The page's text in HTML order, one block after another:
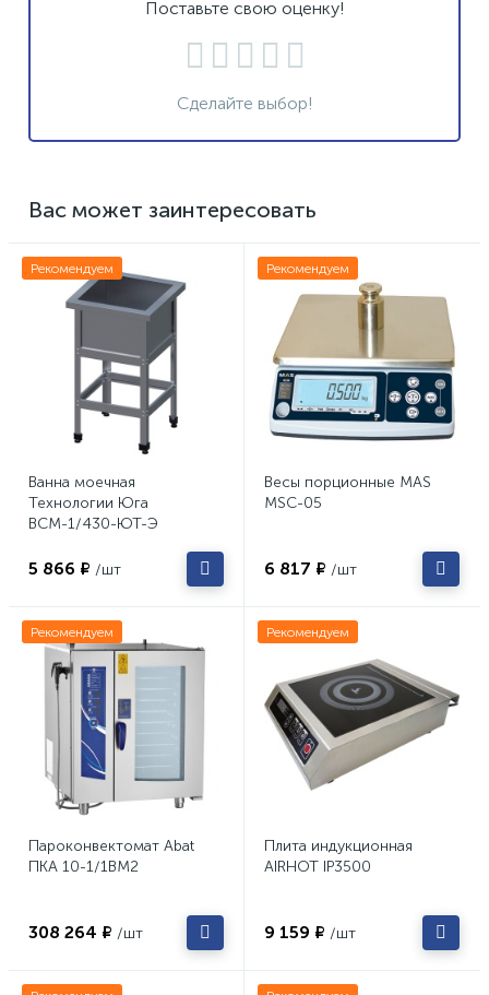
Поставьте свою оценку!
Сделайте выбор!
Вас может заинтересовать
Рекомендуем
Ванна моечная
Технологии Юга
ВСМ-1/430-ЮТ-Э
5 866 ₽ /шт
Рекомендуем
Весы порционные MAS
MSC-05
6 817 ₽ /шт
Рекомендуем
Пароконвектомат Abat
ПКА 10-1/1ВМ2
308 264 ₽ /шт
Рекомендуем
Плита индукционная
AIRHOT IP3500
9 159 ₽ /шт